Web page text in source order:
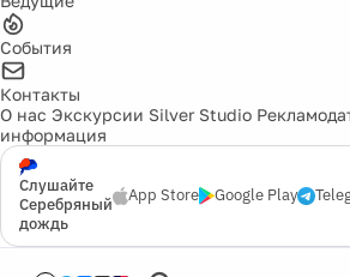
События
Контакты
О нас Экскурсии Silver Studio
информация
Слушайте
Серебряный
дождь
App Store Google Play